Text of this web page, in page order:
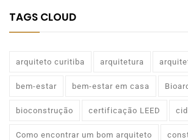
TAGS CLOUD
arquiteto curitiba arquitetura
bem-estar bem-estar em casa
bioconstrução certificação LEED
Como encontrar um bom arquiteto